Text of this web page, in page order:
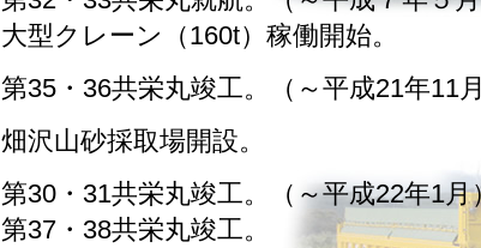
大型クレーン（160t）稼働開始。
第35・36共栄丸竣工。（～平成21年11月
畑沢山砂採取場開設。
第30・31共栄丸竣工。（～平成22年1月
第37・38共栄丸竣工。